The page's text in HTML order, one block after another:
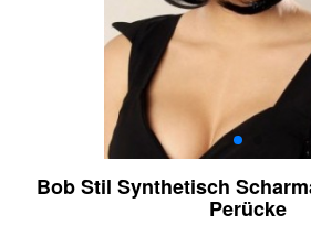
Bob Stil Synthetisch
Perücke